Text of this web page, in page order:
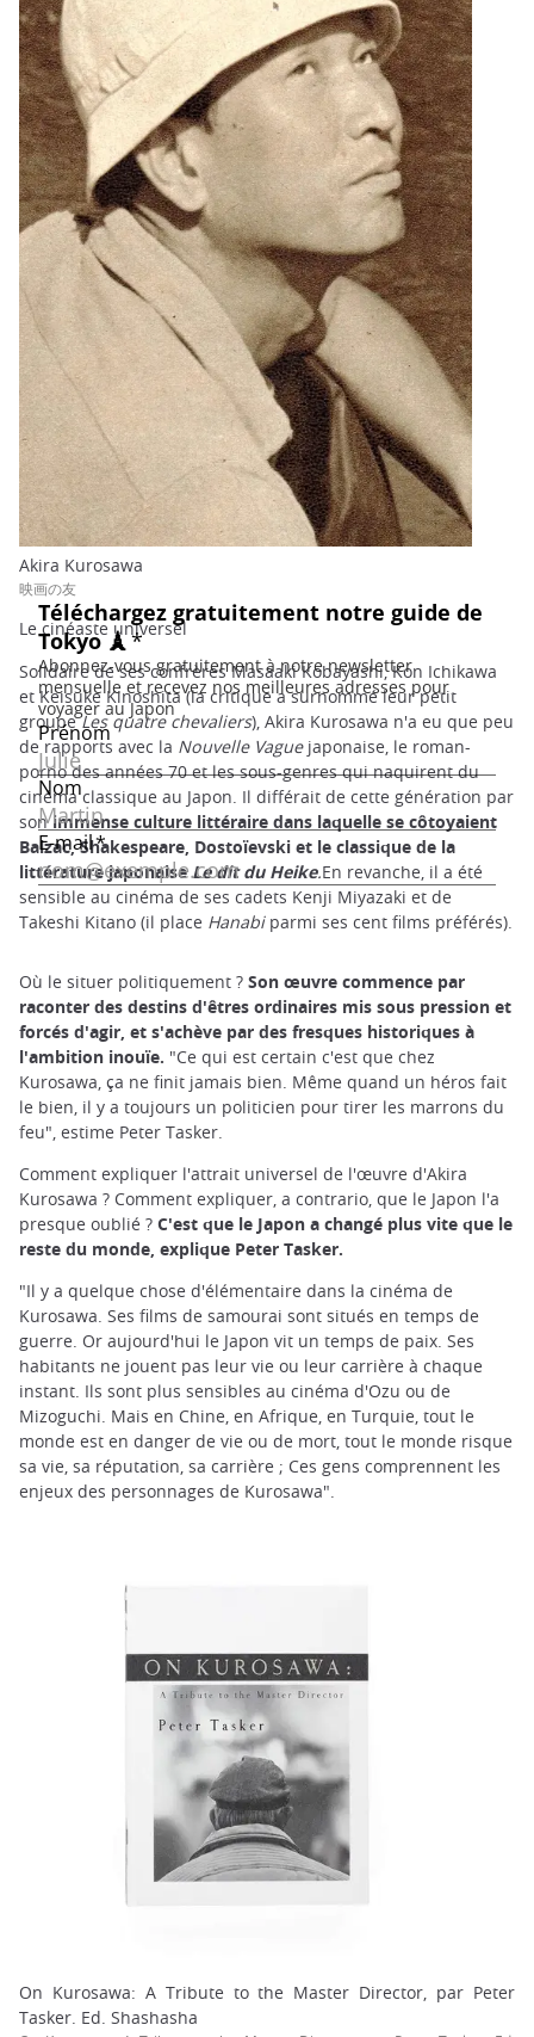
Akira Kurosawa
映画の友
Le cinéaste universel
Solidaire de ses confrères Masaaki Kobayashi, Kon Ichikawa
et Keisuke Kinoshita (la critique a surnommé leur petit
groupeLes quatre chevaliers), Akira Kurosawa n'a eu que peu
de rapports avec la Nouvelle Vaguejaponaise, le roman-
porno des années 70 et les sous-genres qui naquirent du
cinéma classique au Japon. Il différait de cette génération par
sonimmense culture littéraire dans laquelle se côtoyaient
Balzac, Shakespeare, Dostoïevski et le classique de la
littérature japonaiseLe dit du Heike.En revanche, il a été
sensible au cinéma de ses cadets Kenji Miyazaki et de
Takeshi Kitano (il place Hanabiparmi ses cent films préférés).
Où le situer politiquement ? Son œuvre commence par
raconter des destins d'êtres ordinaires mis sous pression et
forcés d'agir, et s'achève par des fresques historiques à
l'ambition inouïe. "Ce qui est certain c'est que chez
Kurosawa, ça ne finit jamais bien. Même quand un héros fait
le bien, il y a toujours un politicien pour tirer les marrons du
feu", estime Peter Tasker.
Comment expliquer l'attrait universel de l'œuvre d'Akira
Kurosawa ? Comment expliquer, a contrario, que le Japon l'a
presque oublié ? C'est que le Japon a changé plus vite que le
reste du monde, explique Peter Tasker.
"Il y a quelque chose d'élémentaire dans la cinéma de
Kurosawa. Ses films de samourai sont situés en temps de
guerre. Or aujourd'hui le Japon vit un temps de paix. Ses
habitants ne jouent pas leur vie ou leur carrière à chaque
instant. Ils sont plus sensibles au cinéma d'Ozu ou de
Mizoguchi. Mais en Chine, en Afrique, en Turquie, tout le
monde est en danger de vie ou de mort, tout le monde risque
sa vie, sa réputation, sa carrière ; Ces gens comprennent les
enjeux des personnages de Kurosawa".
On Kurosawa: A Tribute to the Master Director, par Peter
Tasker. Ed. Shashasha